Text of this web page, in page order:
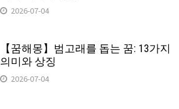
2026-07-04
【꿈해몽】범고래를 돕는 꿈: 13가지
의미와 상징
2026-07-04